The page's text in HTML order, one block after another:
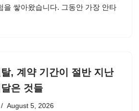
을 쌓아왔습니다. 그동안 가장 안타
, 계약 기간이 절반 지난
은 것들
August 5, 2026